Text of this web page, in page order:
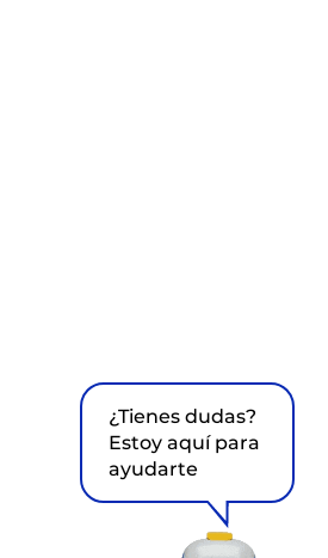
¿Tienes dudas?
Estoy aquí para
ayudarte